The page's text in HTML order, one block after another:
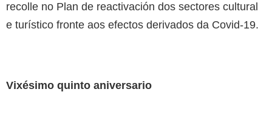
recolle no Plan de reactivación dos sectores cultural
e turístico fronte aos efectos derivados da Covid-19.
Vixésimo quinto aniversario